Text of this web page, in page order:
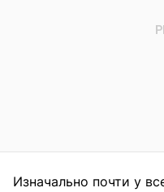
Изначально почти у